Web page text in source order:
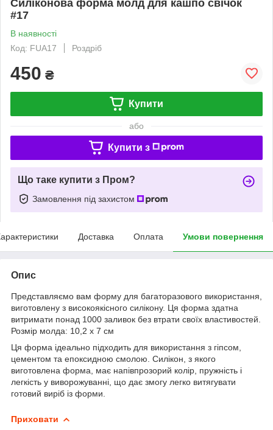
Силіконова форма молд для кашпо свічок
#17
В наявності
Код: FUA17
Роздріб
450 ₴
Купити
або
Купити з
Що таке купити з Пром?
Замовлення під захистом
Доставка Оплата Умови повернення
Опис
Представляємо вам форму для багаторазового використання,
виготовлену з високоякісного силікону. Ця форма здатна
витримати понад 1000 заливок без втрати своїх властивостей.
Розмір молда: 10,2 х 7 см
Ця форма ідеально підходить для використання з гіпсом,
цементом та епоксидною смолою. Силікон, з якого
виготовлена форма, має напівпрозорий колір, пружність і
легкість у виворожуванні, що дає змогу легко витягувати
готовий виріб із форми.
Приховати